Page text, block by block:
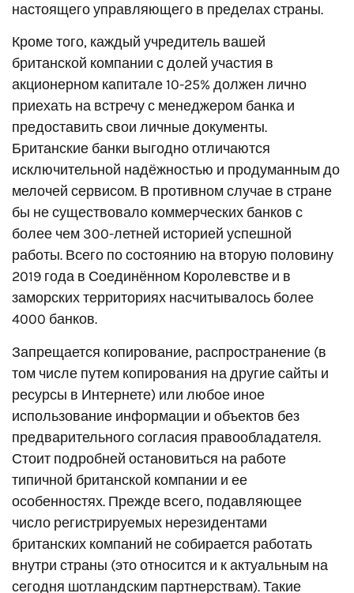
настоящего управляющего в пределах страны.
Кроме того, каждый учредитель вашей
британской компании с долей участия в
акционерном капитале 10-25% должен лично
приехать на встречу с менеджером банка и
предоставить свои личные документы.
Британские банки выгодно отличаются
исключительной надёжностью и продуманным до
мелочей сервисом. В противном случае в стране
бы не существовало коммерческих банков с
более чем 300-летней историей успешной
работы. Всего по состоянию на вторую половину
2019 года в Соединённом Королевстве и в
заморских территориях насчитывалось более
4000 банков.
Запрещается копирование, распространение (в
том числе путем копирования на другие сайты и
ресурсы в Интернете) или любое иное
использование информации и объектов без
предварительного согласия правообладателя.
Стоит подробней остановиться на работе
типичной британской компании и ее
особенностях. Прежде всего, подавляющее
число регистрируемых нерезидентами
британских компаний не собирается работать
внутри страны (это относится и к актуальным на
сегодня шотландским партнерствам). Такие